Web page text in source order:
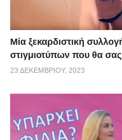
Μία ξεκαρδιστική
στιγμιοτύπων που θα σας
23 ΔΕΚΕΜΒΡΊΟΥ, 2023